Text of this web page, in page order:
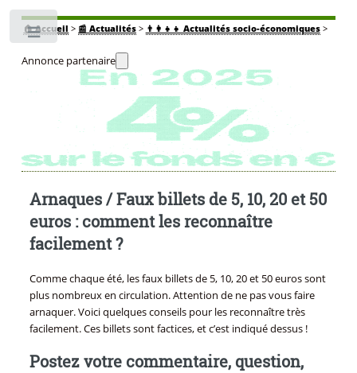
🏠Accueil > 📰 Actualités> 👨‍👩‍👧‍👧 Actualités socio-économiques>
Annonce partenaire
Arnaques / Faux billets de 5, 10, 20 et 50
euros : comment les reconnaître
facilement ?
Comme chaque été, les faux billets de 5, 10, 20 et 50 euros sont
plus nombreux en circulation. Attention de ne pas vous faire
arnaquer. Voici quelques conseils pour les reconnaître très
facilement. Ces billets sont factices, et c’est indiqué dessus !
Postez votre commentaire, question,
Toggle